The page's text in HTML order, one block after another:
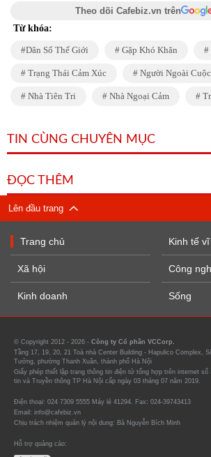
Theo dõi Cafebiz.vn trên
Từ khóa:
Dân Số Thế Giới Gặp Khó Khăn
Trạng Thái Cảm Xúc Người Ngoài Cuộc
Nhà Tiên Tri Nhà Ngoại Cảm
TIN CÙNG CHUYÊN MỤC
ĐỌC THÊM
Lên đầu trang
Trang chủ
Xã hội
Kinh doanh
Kinh tế
Công
Sống
© Copyright 2012 - 2026 - Công ty Cổ phần VCCorp.
Tầng 17, 19, 20, 21 Toà nhà Center Building - Hapulico Complex,
Tưởng, phường Thanh Xuân, thành phố Hà Nội
Giấy phép thiết lập trang thông tin điện tử tổng hợp trên internet
tin và Truyền thông TP Hà Nội cấp ngày 03 tháng 07 năm 2019.
Điện thoại: 024 7309 5555 Máy lẻ 41294. Fax: 024-39743413
Email: info@cafebiz.vn
Chịu trách nhiệm quản lý nội dung: Bà Nguyễn Bích Minh
Hỗ trợ quảng cáo: